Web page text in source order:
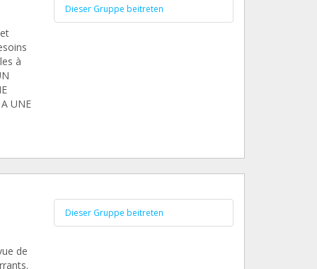
à
UNE
Dieser Gruppe beitreten
de
Dieser Gruppe beitreten